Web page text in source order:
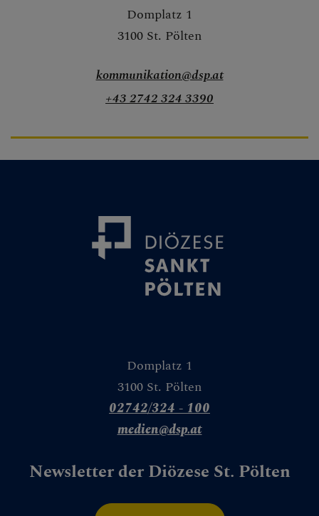
IT
Kirchenbeitrag
Facility
Management &
Einkauf
Personalverrechnu
Medienplattform
Kontakt
Caritas St. Pölten & NÖ-West
Gewalt & Missbrauch
Domplatz 1
3100 St. Pölten
kommunikation@dsp.at
+43 2742 324 3390
Domplatz 1
3100 St. Pölten
02742/324 - 100
medien@dsp.at
Newsletter der Diözese St. Pölten